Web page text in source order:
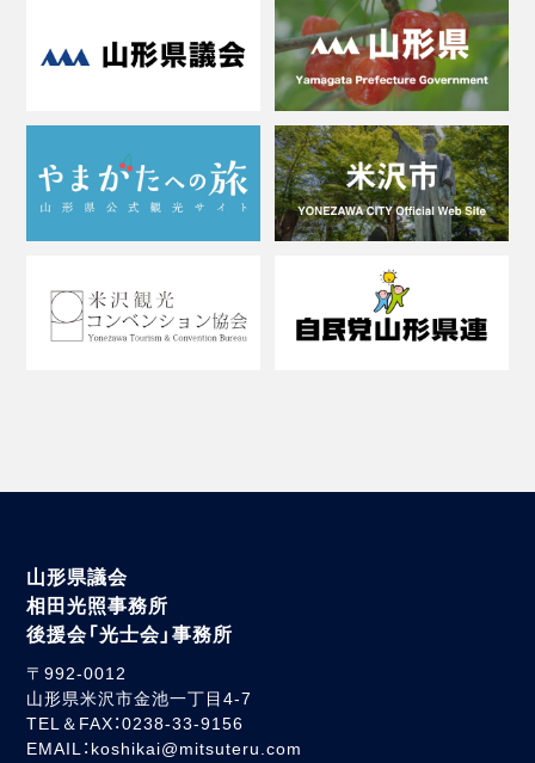
山形県議会
相田光照事務所
後援会「光士会」事務所
〒992-0012
山形県米沢市金池一丁目4-7
TEL＆FAX：0238-33-9156
EMAIL：koshikai@mitsuteru.com